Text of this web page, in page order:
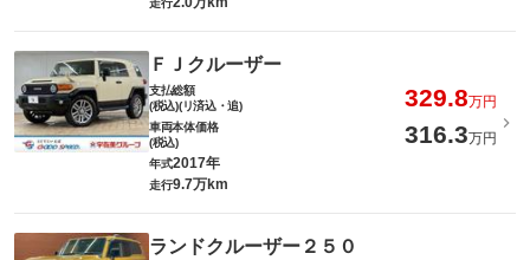
ＦＪクルーザー
支払総額
(税込)(リ済込・追)
329.8万円
車両本体価格
(税込)
316.3万円
年式2017年
走行9.7万km
ランドクルーザー２５０